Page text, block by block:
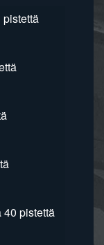
pistettä